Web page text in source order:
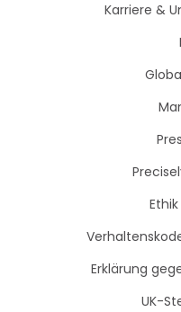
Karriere &
Erklärung
UK-